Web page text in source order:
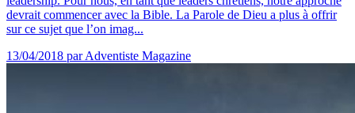
devrait commencer avec la Bible. La Parole de Dieu a plus à offrir
sur ce sujet que l’on imag...
13/04/2018 par Adventiste Magazine